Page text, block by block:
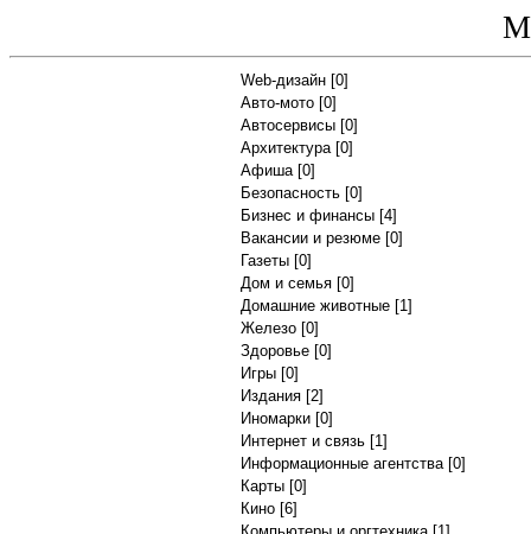
Web-дизайн [0]
Авто-мото [0]
Автосервисы [0]
Архитектура[0]
Афиша[0]
Безопасность [0]
Бизнес и финансы [4]
Вакансии и резюме [0]
Газеты [0]
Дом и семья [0]
Домашние животные [1]
Железо [0]
Здоровье [0]
Игры [0]
Издания [2]
Иномарки [0]
Интернет и связь [1]
Информационные агентства[0]
Карты [0]
Кино [6]